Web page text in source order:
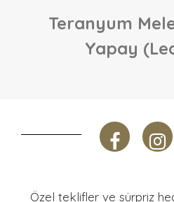
Teranyum
Yapay
Özel teklifler ve sürpriz